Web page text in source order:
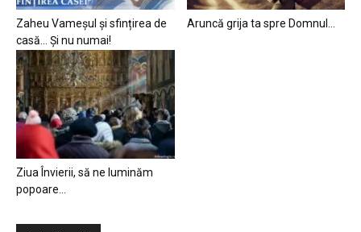
Zaheu Vameșul și sfințirea de
casă… Și nu numai!
Aruncă grija ta spre Domnul…
Ziua Învierii, să ne luminăm
popoare…